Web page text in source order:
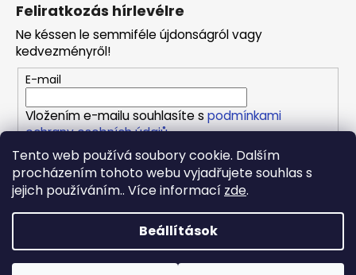
Tento web používá soubory cookie. Dalším
procházením tohoto webu vyjadřujete souhlas s
jejich používáním.. Více informací zde.
Beállítások
Feliratkozás hírlevélre
Ne késsen le semmiféle újdonságról vagy
kedvezményről!
E-mail
Vložením e-mailu souhlasíte spodmínkami
ochrany osobních údajů
FELIRATKOZÁS
Copyright 2026REPONIO. Minden jog fenntartva.Süti